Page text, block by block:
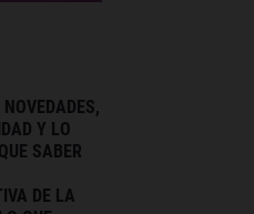
Y LO
SABER
DE LA